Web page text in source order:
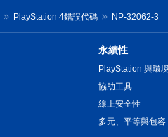
PlayStation 4錯誤代碼 NP-32062-3
永續性
PlayStation 與環
協助工具
線上安全性
多元、平等與包容